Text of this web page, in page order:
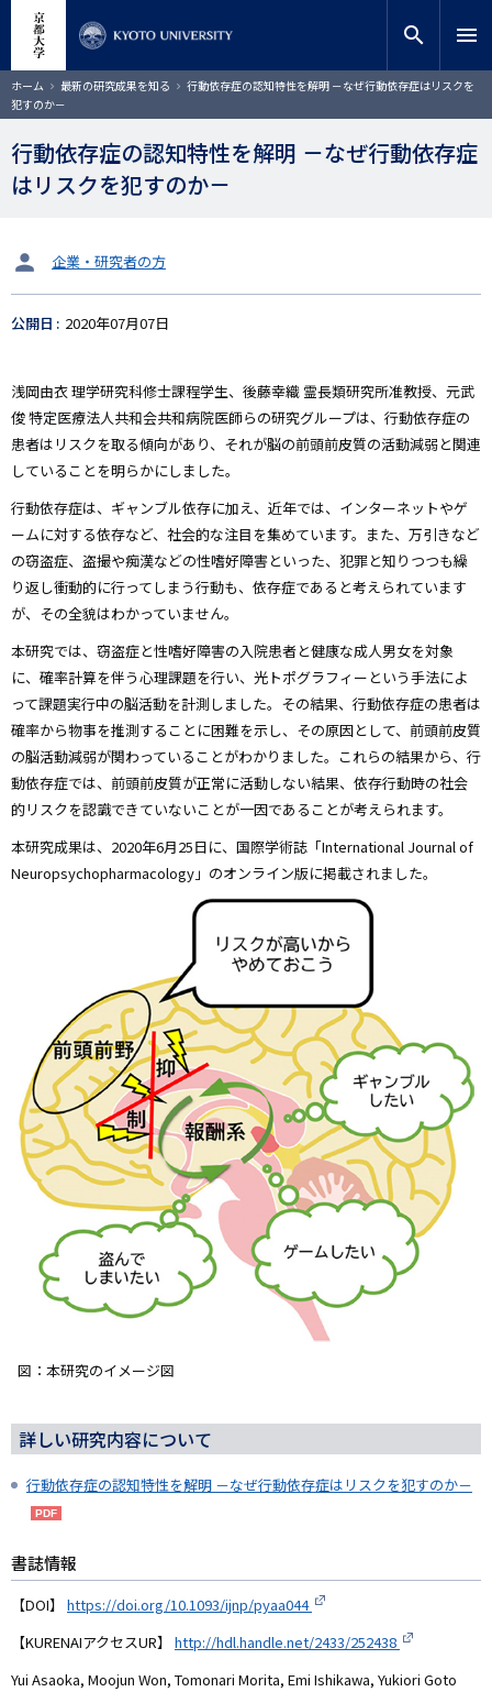
コ
ン
テ
ン
ツ
に
サイト内検索
検索
search menu
ホーム 最新の研究成果を知る
行動依存症の認知特性を解明 －なぜ行動依存症はリスクを
犯すのか－
行動依存症の認知特性を解明 －なぜ行動依存症
はリスクを犯すのか－
タ
ッ
企業・研究者の方
公開日 2020年07月07日
浅岡由衣 理学研究科修士課程学生、後藤幸織 霊長類研究所准教授、元武
俊 特定医療法人共和会共和病院医師らの研究グループは、行動依存症の
患者はリスクを取る傾向があり、それが脳の前頭前皮質の活動減弱と関連
していることを明らかにしました。
行動依存症は、ギャンブル依存に加え、近年では、インターネットやゲ
ームに対する依存など、社会的な注目を集めています。また、万引きなど
の窃盗症、盗撮や痴漢などの性嗜好障害といった、犯罪と知りつつも繰
り返し衝動的に行ってしまう行動も、依存症であると考えられています
が、その全貌はわかっていません。
本研究では、窃盗症と性嗜好障害の入院患者と健康な成人男女を対象
に、確率計算を伴う心理課題を行い、光トポグラフィーという手法によ
って課題実行中の脳活動を計測しました。その結果、行動依存症の患者は
確率から物事を推測することに困難を示し、その原因として、前頭前皮質
の脳活動減弱が関わっていることがわかりました。これらの結果から、行
動依存症では、前頭前皮質が正常に活動しない結果、依存行動時の社会
的リスクを認識できていないことが一因であることが考えられます。
本研究成果は、2020年6月25日に、国際学術誌「International Journal of
Neuropsychopharmacology」のオンライン版に掲載されました。
図：本研究のイメージ図
詳しい研究内容について
行動依存症の認知特性を解明 －なぜ行動依存症はリスクを犯すのか－
書誌情報
【DOI】 https://doi.org/10.1093/ijnp/pyaa044
【KURENAIアクセスUR】 http://hdl.handle.net/2433/252438
Yui Asaoka, Moojun Won, Tomonari Morita, Emi Ishikawa, Yukiori Goto